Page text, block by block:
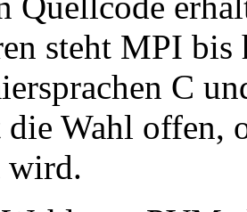
steht MPI bis
C
Wahl offen,
wird.